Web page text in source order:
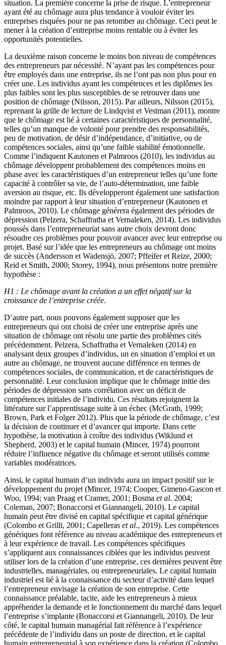
situation. La première concerne la prise de risque. L’entrepreneur
ayant été au chômage aura plus tendance à vouloir éviter les
entreprises risquées pour ne pas retomber au chômage. Ceci peut le
mener à la création d’entreprise moins rentable ou à éviter les
opportunités potentielles.
La deuxième raison concerne le moins bon niveau de compétences
des entrepreneurs par nécessité. N’ayant pas les compétences pour
être employés dans une entreprise, ils ne l’ont pas non plus pour en
créer une. Les individus ayant les compétences et les diplômes les
plus faibles sont les plus susceptibles de se retrouver dans une
position de chômage (Nilsson, 2015). Par ailleurs, Nilsson (2015),
reprenant la grille de lecture de Lindqvist et Vestman (2011), montre
que le chômage est lié à certaines caractéristiques de personnalité,
telles qu’un manque de volonté pour prendre des responsabilités,
peu de motivation, de désir d’indépendance, d’initiative, ou de
compétences sociales, ainsi qu’une faible stabilité émotionnelle.
Comme l’indiquent Kautonen et Palmroos (2010), les individus au
chômage développent probablement des compétences moins en
phase avec les caractéristiques d’un entrepreneur telles qu’une forte
capacité à contrôler sa vie, de l’auto-détermination, une faible
aversion au risque, etc. Ils développeront également une satisfaction
moindre par rapport à leur situation d’entrepreneur (Kautonen et
Palmroos, 2010). Le chômage générera également des périodes de
dépression (Pelzera, Schaffratha et Vernaleken, 2014). Les individus
poussés dans l’entrepreneuriat sans autre choix devront donc
résoudre ces problèmes pour pouvoir avancer avec leur entreprise ou
projet. Basé sur l’idée que les entrepreneurs au chômage ont moins
de succès (Andersson et Wadensjö, 2007; Pffeifer et Reize, 2000;
Reid et Smith, 2000; Storey, 1994), nous présentons notre première
hypothèse :
H1 : Le chômage avant la création a un effet négatif sur la
croissance de l’entreprise créée.
D’autre part, nous pouvons également supposer que les
entrepreneurs qui ont choisi de créer une entreprise après une
situation de chômage ont résolu une partie des problèmes cités
précédemment. Pelzera, Schaffratha et Vernaleken (2014) en
analysant deux groupes d’individus, un en situation d’emploi et un
autre au chômage, ne trouvent aucune différence en termes de
compétences sociales, de communication, et de caractéristiques de
personnalité. Leur conclusion implique que le chômage initie des
périodes de dépression sans corrélation avec un déficit de
compétences initiales de l’individu. Ces résultats rejoignent la
littérature sur l’apprentissage suite à un échec (McGrath, 1999;
Brown, Park et Folger 2012). Plus que la période de chômage, c’est
la décision de continuer et d’avancer qui importe. Dans cette
hypothèse, la motivation à croître des individus (Wiklund et
Shepherd, 2003) et le capital humain (Mincer, 1974) pourront
réduire l’influence négative du chômage et seront utilisés comme
variables modératrices.
Ainsi, le capital humain d’un individu aura un impact positif sur le
développement du projet (Mincer, 1974; Cooper, Gimeno-Gascon et
Woo, 1994; van Praag et Cramer, 2001; Bosma et al. 2004;
Coleman, 2007; Bonaccorsi et Giannangeli, 2010). Le capital
humain peut être divisé en capital spécifique et capital générique
(Colombo et Grilli, 2001; Capelleras et al., 2019). Les compétences
génériques font référence au niveau académique des entrepreneurs et
à leur expérience de travail. Les compétences spécifiques
s’appliquent aux connaissances ciblées que les individus peuvent
utiliser lors de la création d’une entreprise, ces dernières peuvent être
industrielles, managériales, ou entrepreneuriales. Le capital humain
industriel est lié à la connaissance du secteur d’activité dans lequel
l’entrepreneur envisage la création de son entreprise. Cette
connaissance préalable, tacite, aide les entrepreneurs à mieux
appréhender la demande et le fonctionnement du marché dans lequel
l’entreprise s’implante (Bonaccorsi et Giannangeli, 2010). De leur
côté, le capital humain managérial fait référence à l’expérience
précédente de l’individu dans un poste de direction, et le capital
humain entrepreneurial à son expérience dans la création (Colombo